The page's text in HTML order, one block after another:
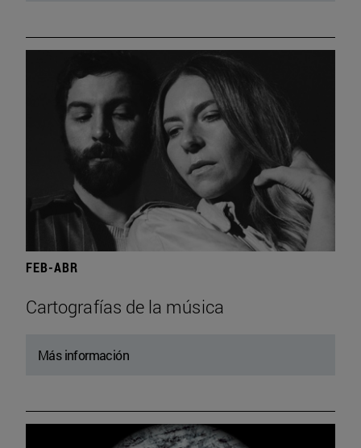
FEB-ABR
Cartografías de la música
Más información